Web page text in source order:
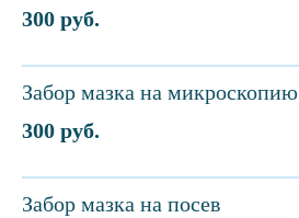
300 руб.
Забор мазка на микроскопию
300 руб.
Забор мазка на посев